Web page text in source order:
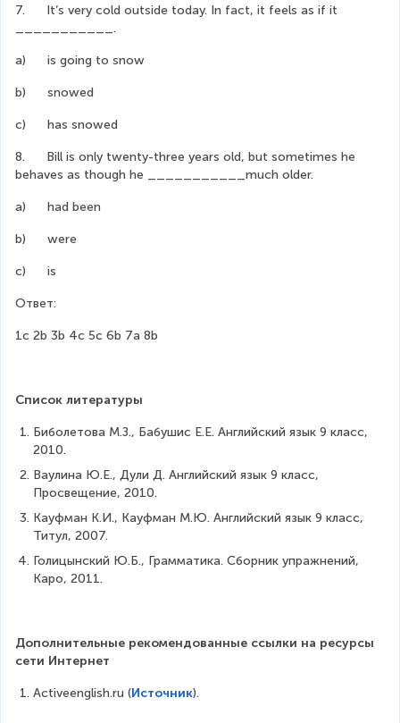
7.      It’s very cold outside today. In fact, it feels as if it
___________.
a)      is going to snow
b)      snowed
c)      has snowed
8.      Bill is only twenty-three years old, but sometimes he
behaves as though he ___________much older.
a)      had been
b)      were
c)      is
Ответ:
1c 2b 3b 4c 5c 6b 7a 8b
Список литературы
Биболетова М.З., Бабушис Е.Е. Английский язык 9 класс,
2010.
Ваулина Ю.Е., Дули Д. Английский язык 9 класс,
Просвещение, 2010.
Кауфман К.И., Кауфман М.Ю. Английский язык 9 класс,
Титул, 2007.
Голицынский Ю.Б., Грамматика. Сборник упражнений,
Каро, 2011.
Дополнительные рекомендованные ссылки на ресурсы
сети Интернет
Activeenglish.ru (Источник).